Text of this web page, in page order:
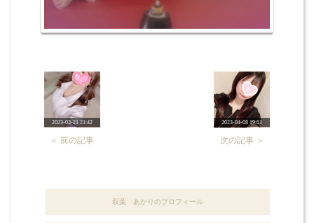
2023-03-21 21:42
＜ 前の記事
2023-04-08 19:51
次の記事 ＞
双葉 あかりのプロフィール